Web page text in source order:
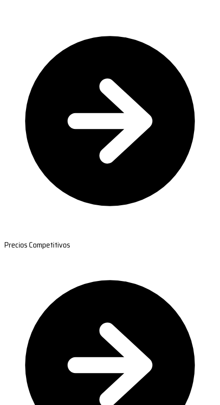
Precios Competitivos